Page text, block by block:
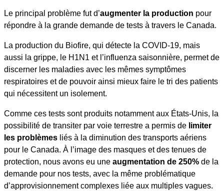
Le principal problème fut d’augmenter la production pour
répondre à la grande demande de tests à travers le Canada.
La production du Biofire, qui détecte la COVID-19, mais
aussi la grippe, le H1N1 et l’influenza saisonnière, permet de
discerner les maladies avec les mêmes symptômes
respiratoires et de pouvoir ainsi mieux faire le tri des patients
qui nécessitent un isolement.
Comme ces tests sont produits notamment aux États-Unis, la
possibilité de transiter par voie terrestre a permis de limiter
les problèmes liés à la diminution des transports aériens
pour le Canada. À l’image des masques et des tenues de
protection, nous avons eu une augmentation de 250% de la
demande pour nos tests, avec la même problématique
d’approvisionnement complexes liée aux multiples vagues.